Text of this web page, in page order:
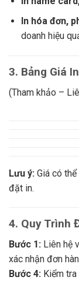
In hóa đơn,
doanh hiệu
3. Bảng Giá
(Tham khảo –
Lưu ý: Giá có
đặt in.
4. Quy Trình
Bước 1: Liên hệ
xác nhận đơn
Bước 4: Kiểm